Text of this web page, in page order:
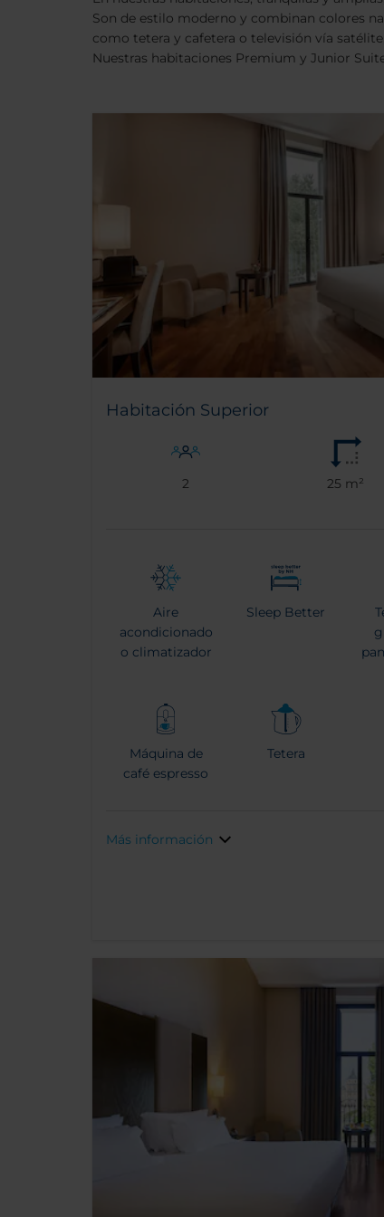
Son de estilo moderno y combinan colores
como tetera y cafetera o televisión vía
Nuestras habitaciones Premium y Junior
Habitación Superior
2 25 m²
Aire
acondicionado
o climatizador
Sleep Better
Máquina de
café espresso
Tetera
Más informaciónBuscar
Check-in